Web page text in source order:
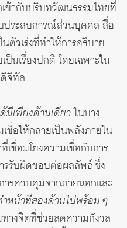
ข้ากับบริบทวัฒนธรรมไทยที่
ประสบการณ์ส่วนบุคคล สื่อ
ตัวเร่งที่ทำให้การอธิบาย
นเรื่องปกติ โดยเฉพาะใน
จิทัล
เพียงด้านเดียวในบาง
ชื่อให้กลายเป็นพลังภายใน
เชื่อมโยงความเชื่อกับการ
รรับผิดชอบต่อผลลัพธ์ ซึ่ง
ารควบคุมจากภายนอกและ
หน้าที่สองด้านไปพร้อม ๆ
ทางจิตที่ช่วยลดความกังวล